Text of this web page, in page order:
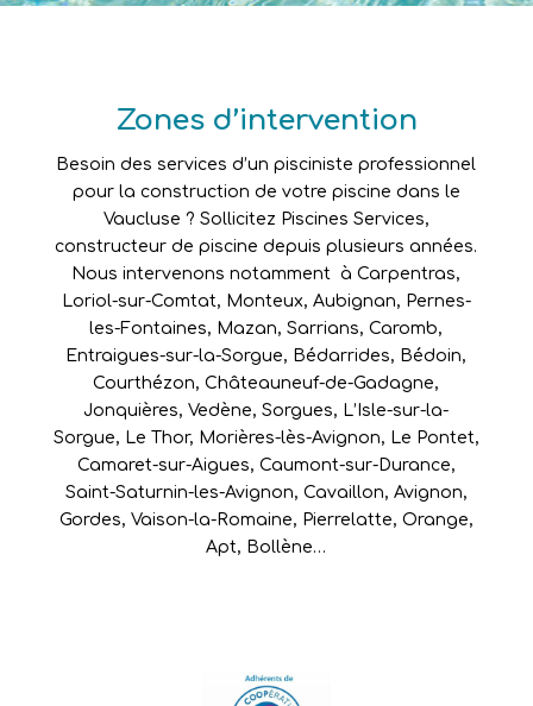
Zones d’intervention
Besoin des services d’un pisciniste professionnel
pour la construction de votre piscine dans le
Vaucluse ? Sollicitez Piscines Services,
constructeur de piscine depuis plusieurs années.
Nous intervenons notamment àCarpentras,
Loriol-sur-Comtat, Monteux, Aubignan, Pernes-
les-Fontaines, Mazan,Sarrians,Caromb,
Entraigues-sur-la-Sorgue, Bédarrides, Bédoin,
Courthézon,Châteauneuf-de-Gadagne,
Jonquières,Vedène,Sorgues, L’Isle-sur-la-
Sorgue, Le Thor, Morières-lès-Avignon, Le Pontet,
Camaret-sur-Aigues, Caumont-sur-Durance,
Saint-Saturnin-les-Avignon, Cavaillon, Avignon,
Gordes, Vaison-la-Romaine, Pierrelatte, Orange,
Apt, Bollène…